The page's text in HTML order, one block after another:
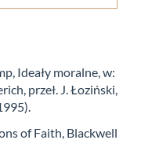
Ideały moralne, w:
przeł. J. Łoziński,
of Faith, Blackwell